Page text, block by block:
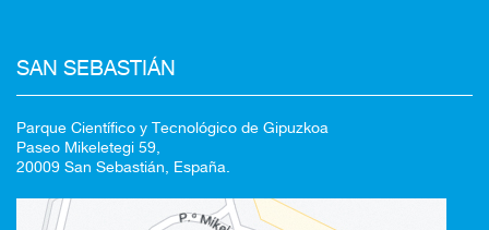
SAN SEBASTIÁN
Parque Científico y Tecnológico de Gipuzkoa
Paseo Mikeletegi 59,
20009 San Sebastián, España.